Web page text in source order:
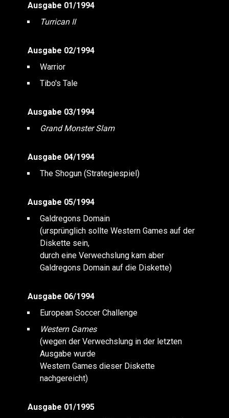
Ausgabe 01/1994
Turrican II
Ausgabe 02/1994
Warrior
Tibo's Tale
Ausgabe 03/1994
Grand Monster Slam
Ausgabe 04/1994
The Shogun (Strategiespiel)
Ausgabe 05/1994
Galdregons Domain
(ursprünglich sollte Western Games auf der
Diskette sein,
durch eine Verwechslung kam aber
Galdregons Domain auf die Diskette)
Ausgabe 06/1994
European Soccer Challenge
Western Games
(wegen der Verwechslung in der letzten
Ausgabe wurde
Western Games dieser Diskette
nachgereicht)
Ausgabe 01/1995